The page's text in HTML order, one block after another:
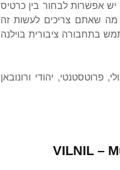
יש אפשרות לבחור בין כרטיס
יותר, כל מה שאתם צריכים לעשות זה
בתחבורה ציבורית בוילנה
פרוטסטנטי, יהודי ורונובאן